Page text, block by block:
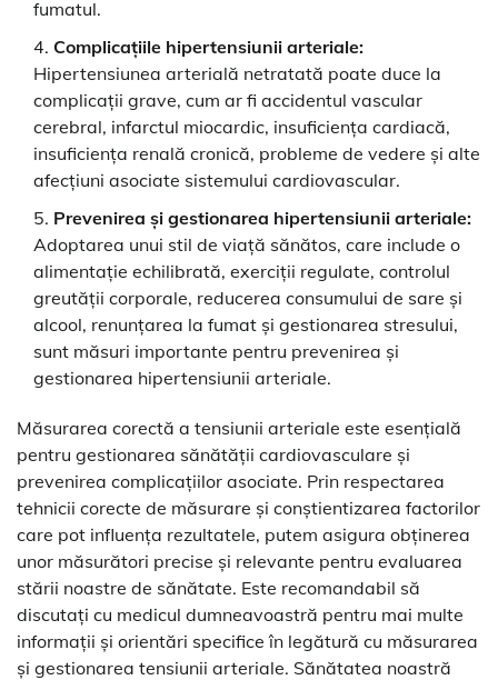
fumatul.
Complicațiile hipertensiunii arteriale:
Hipertensiunea arterială netratată poate duce la
complicații grave, cum ar fi accidentul vascular
cerebral, infarctul miocardic, insuficiența cardiacă,
insuficiența renală cronică, probleme de vedere și alte
afecțiuni asociate sistemului cardiovascular.
Prevenirea și gestionarea hipertensiunii arteriale:
Adoptarea unui stil de viață sănătos, care include o
alimentație echilibrată, exerciții regulate, controlul
greutății corporale, reducerea consumului de sare și
alcool, renunțarea la fumat și gestionarea stresului,
sunt măsuri importante pentru prevenirea și
gestionarea hipertensiunii arteriale.
Măsurarea corectă a tensiunii arteriale este esențială
pentru gestionarea sănătății cardiovasculare și
prevenirea complicațiilor asociate. Prin respectarea
tehnicii corecte de măsurare și conștientizarea factorilor
care pot influența rezultatele, putem asigura obținerea
unor măsurători precise și relevante pentru evaluarea
stării noastre de sănătate. Este recomandabil să
discutați cu medicul dumneavoastră pentru mai multe
informații și orientări specifice în legătură cu măsurarea
și gestionarea tensiunii arteriale. Sănătatea noastră